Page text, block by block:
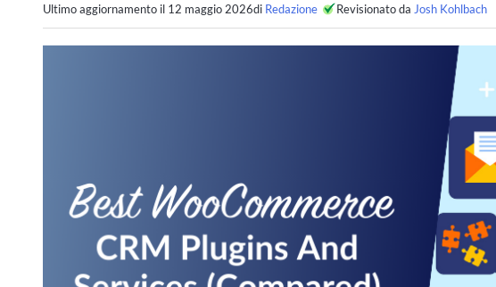
Ultimo aggiornamento il 12 maggio 2026di Redazione Revisionato da Josh Kohlbach